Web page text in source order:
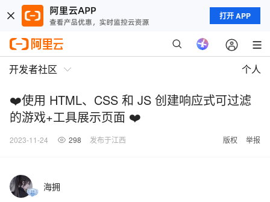
打开 APP
开发者社区 个人
❤️使用 HTML、CSS 和 JS 创建响应式可过滤
的游戏+工具展示页面 ❤️
2023-11-24 298 发布于江西 版权 举报
海拥